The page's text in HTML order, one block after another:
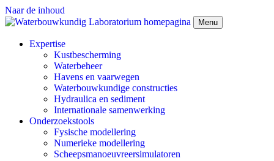
Naar de inhoud
Menu
Expertise
Kustbescherming
Waterbeheer
Havens en vaarwegen
Waterbouwkundige constructies
Hydraulica en sediment
Internationale samenwerking
Onderzoekstools
Fysische modellering
Numerieke modellering
Scheepsmanoeuvreersimulatoren